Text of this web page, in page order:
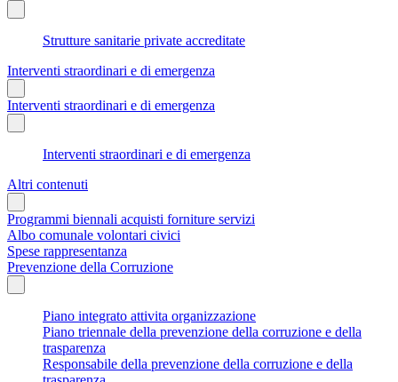
Strutture sanitarie private accreditate
Interventi straordinari e di emergenza
Interventi straordinari e di emergenza
Interventi straordinari e di emergenza
Altri contenuti
Programmi biennali acquisti forniture servizi
Albo comunale volontari civici
Spese rappresentanza
Prevenzione della Corruzione
Piano integrato attivita organizzazione
Piano triennale della prevenzione della corruzione e della
trasparenza
Responsabile della prevenzione della corruzione e della